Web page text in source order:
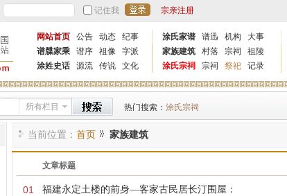
记住我 宗亲注册
网站首页 公告 动态 纪事 涂氏家谱 谱迅 机构 大事
谱牒家乘
谱序 祖像 字派 家族建筑 村落 宗祠 祖陵
涂姓史话
源流 传说 文化 涂氏宗祠 宗祠 祭祀 记录
所有栏目 热门搜索： 涂氏宗祠
当前位置： 首页 家族建筑
文章标题
01 福建永定土楼的前身—客家古民居长汀围屋：